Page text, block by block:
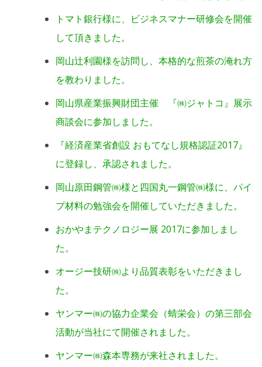
トマト銀行様に、ビジネスマナー研修会を開催
して頂きました。
岡山辻利園様を訪問し、本格的な煎茶の淹れ方
を教わりました。
岡山県産業振興財団主催 『㈱ジャトコ』展示
商談会に参加しました。
『経済産業省創設 おもてなし規格認証2017』
に登録し、承認されました。
岡山原田鋼管㈱様と四国丸一鋼管㈱様に、パイ
プ材料の勉強会を開催していただきました。
おかやまテクノロジー展 2017に参加しまし
た。
オージー技研㈱より品質表彰をいただきまし
た。
ヤンマー㈱の協力企業会（蜻栄会）の第三部会
活動が当社にて開催されました。
ヤンマー㈱森本専務が来社されました。